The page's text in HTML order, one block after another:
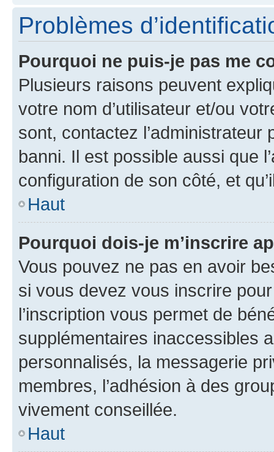
Problèmes
Pourquoi ne puis-je pas me
Plusieurs raisons peuvent
votre nom d’utilisateur et/ou
sont, contactez l’administrateur
banni. Il est possible aussi que
configuration de son côté, et
Haut
Pourquoi dois-je m’inscrire
Vous pouvez ne pas en avoir
si vous devez vous inscrire
l’inscription vous permet de
supplémentaires inaccessibles
personnalisés, la messagerie
membres, l’adhésion à des
vivement conseillée.
Haut